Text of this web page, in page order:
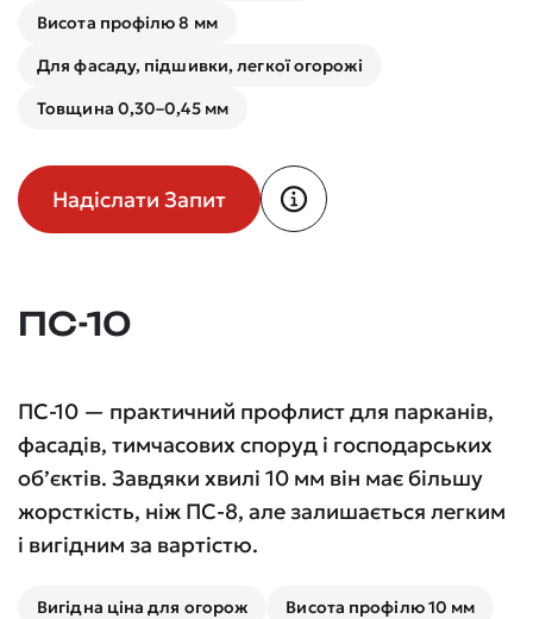
Висота профілю 8 мм
Для фасаду, підшивки, легкої огорожі
Товщина 0,30–0,45 мм
Надіслати Запит
ПС-10
ПС-10 — практичний профлист для парканів,
фасадів, тимчасових споруд і господарських
об’єктів. Завдяки хвилі 10 мм він має більшу
жорсткість, ніж ПС-8, але залишається легким
і вигідним за вартістю.
Вигідна ціна для огорож
Висота профілю 10 мм